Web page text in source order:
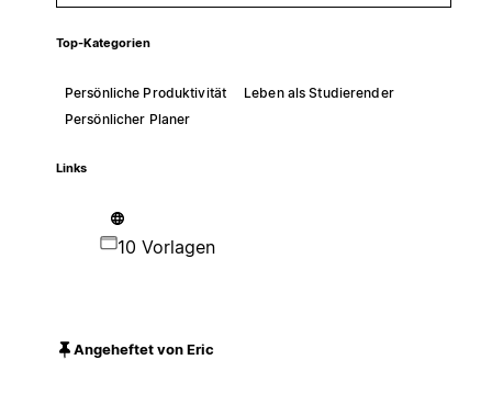
Top-Kategorien
Persönliche Produktivität
Leben als Studierender
Persönlicher Planer
Links
10 Vorlagen
Angeheftet von Eric